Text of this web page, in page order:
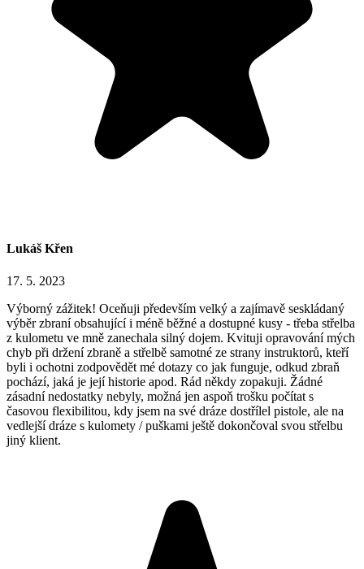
Lukáš Křen
17. 5. 2023
Výborný zážitek! Oceňuji především velký a zajímavě seskládaný
výběr zbraní obsahující i méně běžné a dostupné kusy - třeba střelba
z kulometu ve mně zanechala silný dojem. Kvituji opravování mých
chyb při držení zbraně a střelbě samotné ze strany instruktorů, kteří
byli i ochotni zodpovědět mé dotazy co jak funguje, odkud zbraň
pochází, jaká je její historie apod. Rád někdy zopakuji. Žádné
zásadní nedostatky nebyly, možná jen aspoň trošku počítat s
časovou flexibilitou, kdy jsem na své dráze dostřílel pistole, ale na
vedlejší dráze s kulomety / puškami ještě dokončoval svou střelbu
jiný klient.